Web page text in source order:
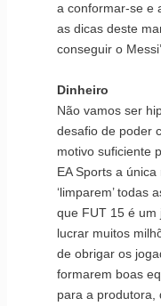
a conformar-se e
as dicas deste
conseguir o
Dinheiro
Não vamos ser
desafio de poder
motivo suficiente
EA Sports a
‘limparem’ todas
que FUT 15 é um
lucrar muitos
de obrigar os
formarem boas
para a produtora,